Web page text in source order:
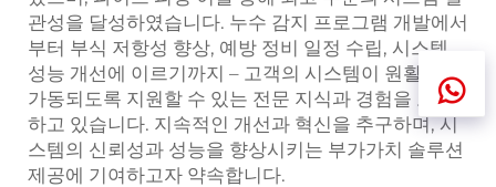
관성을 달성하였습니다. 누수 감지 프로그램 개발에서
부터 부식 저항성 향상, 예방 정비 일정 수립, 시스템
성능 개선에 이르기까지 – 고객의 시스템이 원활하게
가동되도록 지원할 수 있는 전문 지식과 경험을 보유
하고 있습니다. 지속적인 개선과 혁신을 추구하며, 시
스템의 신뢰성과 성능을 향상시키는 부가가치 솔루션
제공에 기여하고자 약속합니다.